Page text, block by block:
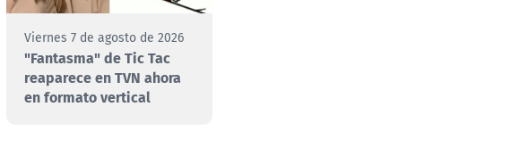
Viernes 7 de agosto de 2026
"Fantasma" de Tic Tac
reaparece en TVN ahora
en formato vertical